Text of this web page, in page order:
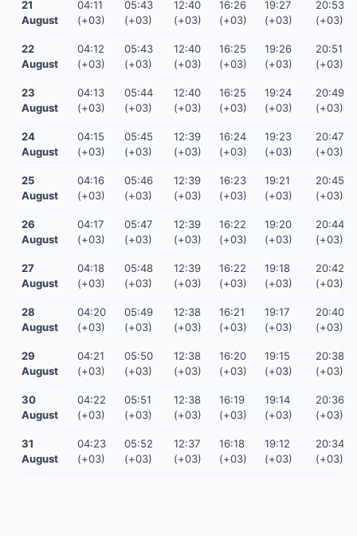
21
August
04:11
(+03)
05:43
(+03)
12:40
(+03)
16:26
(+03)
19:27
(+03)
20:53
(+03)
22
August
04:12
(+03)
05:43
(+03)
12:40
(+03)
16:25
(+03)
19:26
(+03)
20:51
(+03)
23
August
04:13
(+03)
05:44
(+03)
12:40
(+03)
16:25
(+03)
19:24
(+03)
20:49
(+03)
24
August
04:15
(+03)
05:45
(+03)
12:39
(+03)
16:24
(+03)
19:23
(+03)
20:47
(+03)
25
August
04:16
(+03)
05:46
(+03)
12:39
(+03)
16:23
(+03)
19:21
(+03)
20:45
(+03)
26
August
04:17
(+03)
05:47
(+03)
12:39
(+03)
16:22
(+03)
19:20
(+03)
20:44
(+03)
27
August
04:18
(+03)
05:48
(+03)
12:39
(+03)
16:22
(+03)
19:18
(+03)
20:42
(+03)
28
August
04:20
(+03)
05:49
(+03)
12:38
(+03)
16:21
(+03)
19:17
(+03)
20:40
(+03)
29
August
04:21
(+03)
05:50
(+03)
12:38
(+03)
16:20
(+03)
19:15
(+03)
20:38
(+03)
30
August
04:22
(+03)
05:51
(+03)
12:38
(+03)
16:19
(+03)
19:14
(+03)
20:36
(+03)
31
August
04:23
(+03)
05:52
(+03)
12:37
(+03)
16:18
(+03)
19:12
(+03)
20:34
(+03)